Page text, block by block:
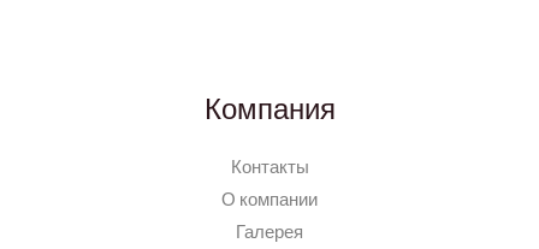
Компания
Контакты
О компании
Галерея